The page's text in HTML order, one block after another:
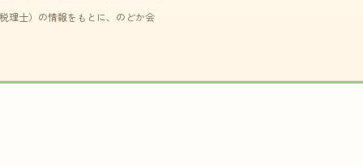
理士）の情報をもとに、のどか会